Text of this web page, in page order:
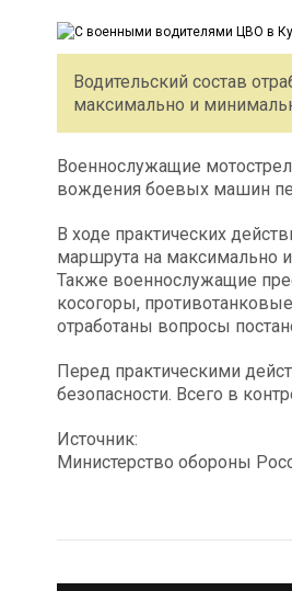
Водительский состав
максимально и
Военнослужащие
вождения боевых машин
В ходе практических
маршрута на максимально
Также военнослужащие
косогоры,
отработаны вопросы
Перед практическими
безопасности. Всего в
Источник:
Министерство обороны